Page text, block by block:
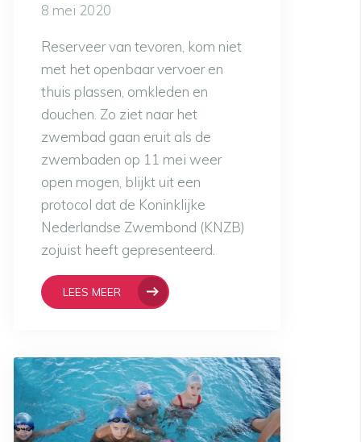
8 mei 2020
Reserveer van tevoren, kom niet
met het openbaar vervoer en
thuis plassen, omkleden en
douchen. Zo ziet naar het
zwembad gaan eruit als de
zwembaden op 11 mei weer
open mogen, blijkt uit een
protocol dat de Koninklijke
Nederlandse Zwembond (KNZB)
zojuist heeft gepresenteerd.
LEES MEER